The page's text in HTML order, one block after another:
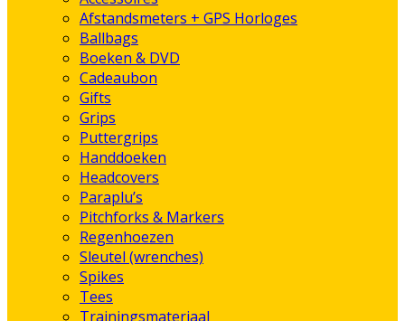
Afstandsmeters + GPS Horloges
Ballbags
Boeken & DVD
Cadeaubon
Gifts
Grips
Puttergrips
Handdoeken
Headcovers
Paraplu’s
Pitchforks & Markers
Regenhoezen
Sleutel (wrenches)
Spikes
Tees
Trainingsmateriaal